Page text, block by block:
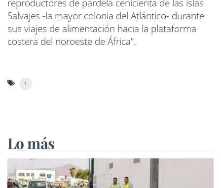
reproductores de pardela cenicienta de las islas
Salvajes -la mayor colonia del Atlántico- durante
sus viajes de alimentación hacia la plataforma
costera del noroeste de África”.
1
Lo más